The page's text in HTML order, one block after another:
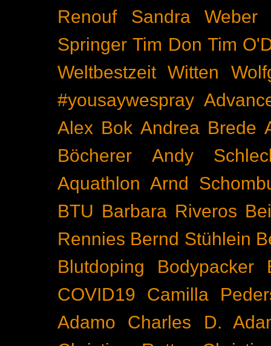
Renouf
Sandra Weber
Springer Tim Don Tim
Weltbestzeit Witten
#yousaywespray
Alex Bok Andrea Brede
Böcherer
Andy
Aquathlon Arnd
BTU Barbara Riveros
Rennies Bernd Stühlein
Blutdoping
Bodypacker
COVID19
Camilla
Adamo
Charles D.